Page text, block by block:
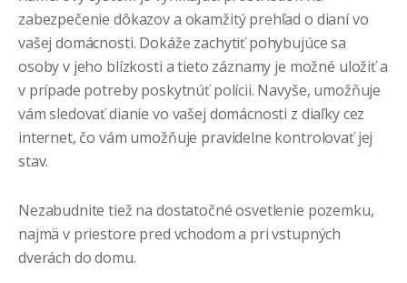
zabezpečenie dôkazov a okamžitý prehľad o dianí vo
vašej domácnosti. Dokáže zachytiť pohybujúce sa
osoby v jeho blízkosti a tieto záznamy je možné uložiť a
v prípade potreby poskytnúť polícii. Navyše, umožňuje
vám sledovať dianie vo vašej domácnosti z diaľky cez
internet, čo vám umožňuje pravidelne kontrolovať jej
stav.
Nezabudnite tiež na dostatočné osvetlenie pozemku,
najmä v priestore pred vchodom a pri vstupných
dverách do domu.